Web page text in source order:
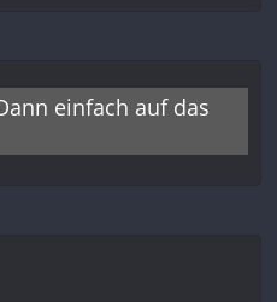
einfach auf das